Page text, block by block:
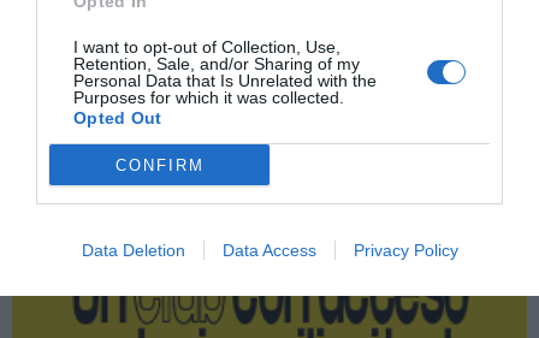
I want to opt-out of Collection, Use,
Retention, Sale, and/or Sharing of my
Personal Data that Is Unrelated with the
Purposes for which it was collected.
Opted Out
CONFIRM
Data Deletion Data Access Privacy Policy
La Vuelta
Publicidad
2P